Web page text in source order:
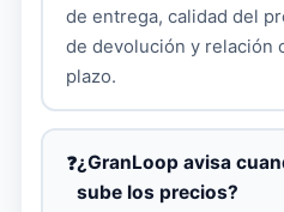
de entrega, calidad del
de devolución y relación
plazo.
¿GranLoop avisa
sube los precios?